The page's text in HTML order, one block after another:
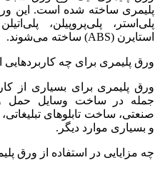
پلیمری ساخته شده است. این
پلی‌استر، پلی‌پروپیلن،
استایرن (ABS) ساخته می‌شوند.
ورق پلیمری برای چه
ورق پلیمری برای بسیاری از
جمله در ساخت وسایل حمل
صنعتی، ساخت تابلوهای
و بسیاری موارد دیگر.
چه مزایایی در استفاده از ورق